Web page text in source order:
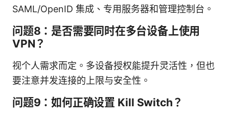
SAML/OpenID 集成、专用服务器和管理控制台。
问题8：是否需要同时在多台设备上使用
VPN？
视个人需求而定。多设备授权能提升灵活性，但也
要注意并发连接的上限与安全性。
问题9：如何正确设置 Kill Switch？